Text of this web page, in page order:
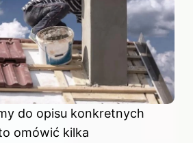
do opisu konkretnych
omówić kilka